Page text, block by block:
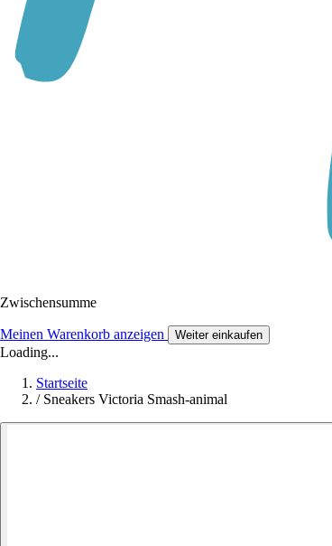
Zwischensumme
Meinen Warenkorb anzeigen Weiter einkaufen
Loading...
Startseite
/ Sneakers Victoria Smash-animal